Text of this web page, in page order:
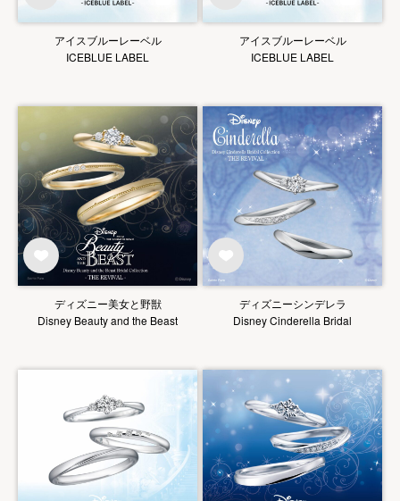
アイスブルーレーベル
ICEBLUE LABEL
アイスブルーレーベル
ICEBLUE LABEL
ディズニー美女と野獣
Disney Beauty and the Beast
ディズニーシンデレラ
Disney Cinderella Bridal